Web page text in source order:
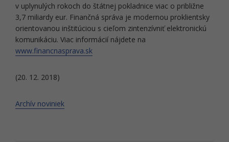
v uplynulých rokoch do štátnej pokladnice viac o približne
3,7 miliardy eur. Finančná správa je modernou proklientsky
orientovanou inštitúciou s cieľom zintenzívniť elektronickú
komunikáciu. Viac informácií nájdete na
www.financnasprava.sk
(20. 12. 2018)
Archív noviniek